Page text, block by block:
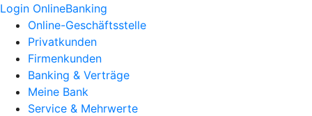
Login OnlineBanking
Online-Geschäftsstelle
Privatkunden
Firmenkunden
Banking & Verträge
Meine Bank
Service & Mehrwerte